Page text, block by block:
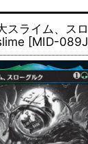
スライム、ス
[MID-